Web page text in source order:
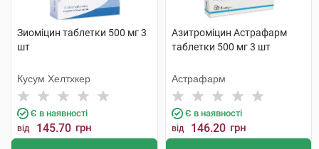
Зиоміцин таблетки 500 мг 3
шт
Кусум Хелтхкер
Є в наявності
від 145.70 грн
Азитроміцин Астрафарм
таблетки 500 мг 3 шт
Астрафарм
Є в наявності
від 146.20 грн